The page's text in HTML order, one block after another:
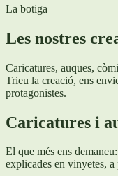
La botiga
Les nostres
Caricatures, auques,
Trieu la creació, ens
protagonistes.
Caricatures i
El que més ens
explicades en vinyetes,